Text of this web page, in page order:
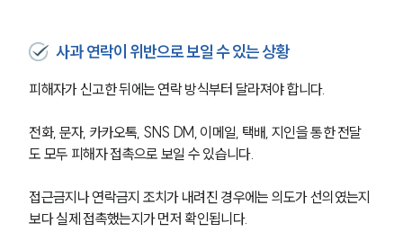
사과 연락이 위반으로 보일 수 있는 상황
피해자가 신고한 뒤에는 연락 방식부터 달라져야 합니다.
전화, 문자, 카카오톡, SNS DM, 이메일, 택배, 지인을 통한 전달
도 모두 피해자 접촉으로 보일 수 있습니다.
접근금지나 연락금지 조치가 내려진 경우에는 의도가 선의였는지
보다 실제 접촉했는지가 먼저 확인됩니다.